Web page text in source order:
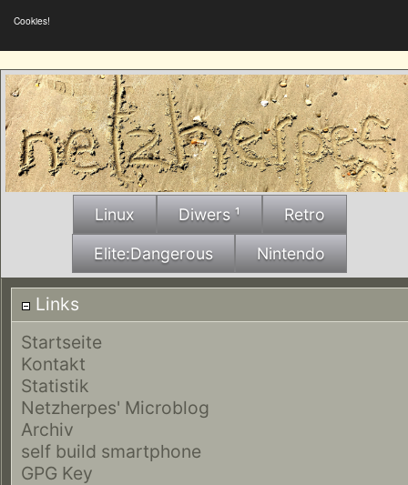
Cookies!
Linux Diwers ¹ Retro
Elite:Dangerous Nintendo
Links
Startseite
Kontakt
Statistik
Netzherpes' Microblog
Archiv
self build smartphone
GPG Key